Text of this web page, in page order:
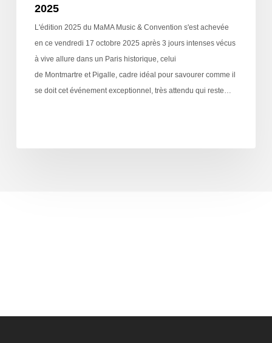
2025
L'édition 2025 du MaMA Music & Convention s'est achevée
en ce vendredi 17 octobre 2025 après 3 jours intenses vécus
à vive allure dans un Paris historique, celui
de Montmartre et Pigalle, cadre idéal pour savourer comme il
se doit cet événement exceptionnel, très attendu qui reste…